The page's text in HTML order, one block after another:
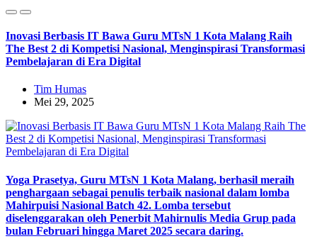
Inovasi Berbasis IT Bawa Guru MTsN 1 Kota Malang Raih
The Best 2 di Kompetisi Nasional, Menginspirasi Transformasi
Pembelajaran di Era Digital
Tim Humas
Mei 29, 2025
Yoga Prasetya, Guru MTsN 1 Kota Malang, berhasil meraih
penghargaan sebagai penulis terbaik nasional dalam lomba
Mahirpuisi Nasional Batch 42. Lomba tersebut
diselenggarakan oleh Penerbit Mahirnulis Media Grup pada
bulan Februari hingga Maret 2025 secara daring.